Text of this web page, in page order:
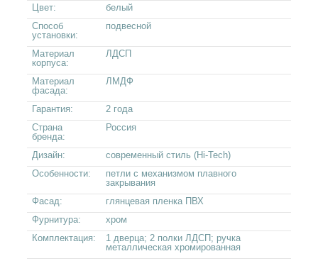
Цвет:
белый
Способ
установки:
подвесной
Материал
корпуса:
ЛДСП
Материал
фасада:
ЛМДФ
Гарантия:
2 года
Страна
бренда:
Россия
Дизайн:
современный стиль (Hi-Tech)
Особенности:
петли с механизмом плавного
закрывания
Фасад:
глянцевая пленка ПВХ
Фурнитура:
хром
Комплектация:
1 дверца; 2 полки ЛДСП; ручка
металлическая хромированная